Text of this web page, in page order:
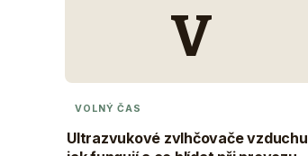
V
VOLNÝ ČAS
Ultrazvukové zvlhčovače